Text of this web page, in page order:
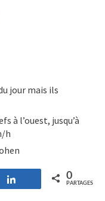
jour mais ils
à l’ouest, jusqu’à
h
Partagez 0
PARTAGES